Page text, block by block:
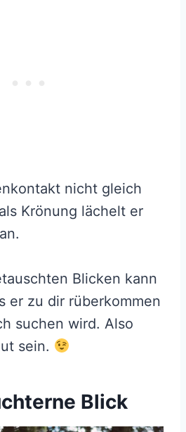
nicht gleich
Krönung lächelt er
Blicken kann
er zu dir rüberkommen
suchen wird. Also
sein.
Blick